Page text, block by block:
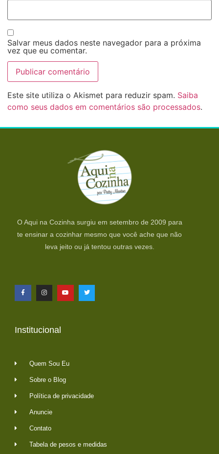
Salvar meus dados neste navegador para a próxima
vez que eu comentar.
Este site utiliza o Akismet para reduzir spam. Saiba
como seus dados em comentários são processados.
O Aqui na Cozinha surgiu em setembro de 2009 para
te ensinar a cozinhar mesmo que você ache que não
leva jeito ou já tentou outras vezes.
Institucional
Quem Sou Eu
Sobre o Blog
Política de privacidade
Anuncie
Contato
Tabela de pesos e medidas